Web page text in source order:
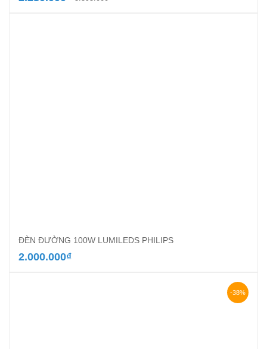
ĐÈN ĐƯỜNG 100W LUMILEDS PHILIPS
2.000.000₫
-38%